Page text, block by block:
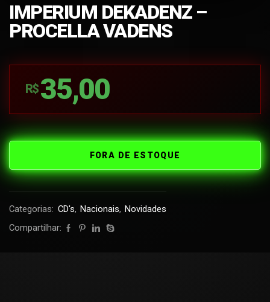
IMPERIUM DEKADENZ –
PROCELLA VADENS
R$ 35,00
FORA DE ESTOQUE
Categorias: CD's, Nacionais, Novidades
Compartilhar: